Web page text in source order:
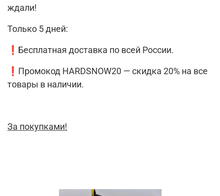
ждали!
Только 5 дней:
❗️Бесплатная доставка по всей России.
❗️Промокод HARDSNOW20 — скидка 20% на все
товары в наличии.
За покупками!